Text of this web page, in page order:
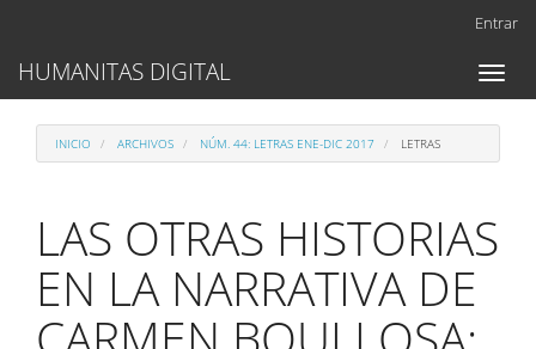
Contenido
principal
lateral
Entrar
Toggle
HUMANITAS DIGITAL
INICIO ARCHIVOS NÚM. 44: LETRAS ENE-DIC 2017 LETRAS
LAS OTRAS HISTORIAS
EN LA NARRATIVA DE